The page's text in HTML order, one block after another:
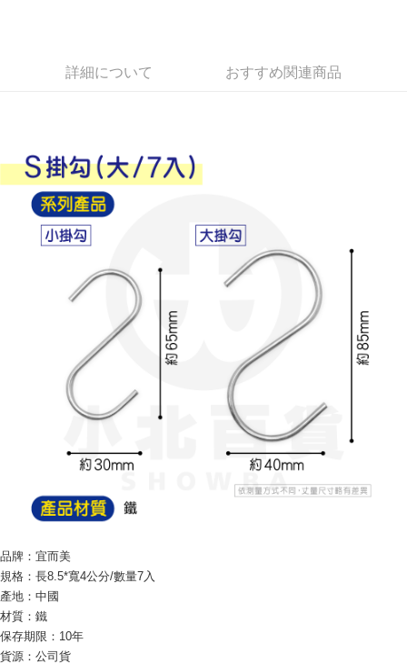
AFTEE代金後払い
説明
一、 AFTEE代金後払いについて
1.お支払い方法でAFTEE代金後払いを選択すると、携帯電話認証ウィンド
2.SMSで認証してお支払い手続を進めてください。
3.注文するときのお支払いは不要です。商品はご指定の住所に配送されま
4.ご注文が完了すると、携帯に支払い通知のSMSが届きます。アプリ会員
の場合は、AFTEE アプリプッシュ通知が届きます。
5.商品受け取り時のお支払いは不要です。商品を確かめてから、SMSまた
はアプリの通知に従って、4大コンビニ、またはATM/オンラインバンキン
グでお支払いください。
代金納付期限は最短で 14 日以内ですので、ご注意ください。AFTEE アプ
リをダウンロードして AFTEE 会員になるとお支払い期限を最長 45 日以内
まで延長できます。
お支払期限は、ショップが請求した期日と、AFTEEで延長できる日数をも
とに計算されます。AFTEEで注文すると、商品を受け取るまで支払い期限
を延長できますが、商品を期限内に受け取れない場合があります（例：予
わらず、AFTEEで指定された期限内にお支払いください。
二、支払い限度額
1.初回 AFTEEを ご利用の際に、認証結果及び当社の審査の結果に基づ
き、限度額が設定されます。
2.決済金額は最低NT$20です。
3.現在、台湾の会員のみご利用いただけます。
ATM払い
配送毎にNT$60、NT$599以上で送料無料
付款後全家取貨
配送毎にNT$60、NT$599以上で送料無料
配送毎にNT$60、NT$599以上で送料無料
配送毎にNT$60、NT$599以上で送料無料
配送毎にNT$120、NT$899以上で送料無料
詳細について おすすめ関連商品
品牌：宜而美
規格：長8.5*寬4公分/數量7入
產地：中國
材質：鐵
保存期限：10年
貨源：公司貨